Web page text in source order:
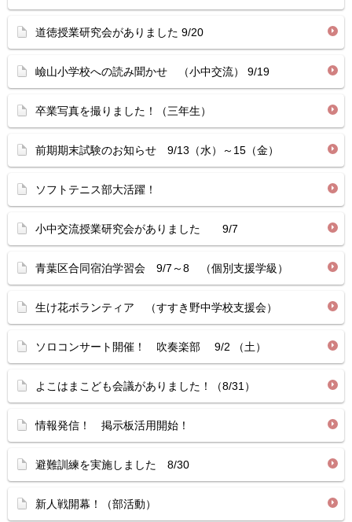
道徳授業研究会がありました 9/20
嶮山小学校への読み聞かせ （小中交流） 9/19
卒業写真を撮りました！（三年生）
前期期末試験のお知らせ 9/13（水）～15（金）
ソフトテニス部大活躍！
小中交流授業研究会がありました 9/7
青葉区合同宿泊学習会 9/7～8 （個別支援学級）
生け花ボランティア （すすき野中学校支援会）
ソロコンサート開催！ 吹奏楽部 9/2 （土）
よこはまこども会議がありました！（8/31）
情報発信！ 掲示板活用開始！
避難訓練を実施しました 8/30
新人戦開幕！（部活動）